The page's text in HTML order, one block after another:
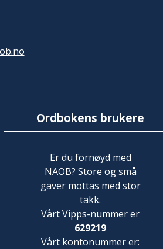
Ordbokens brukere
Er du fornøyd med
NAOB? Store og små
gaver mottas med stor
takk.
Vårt Vipps-nummer er
629219
Vårt kontonummer er: